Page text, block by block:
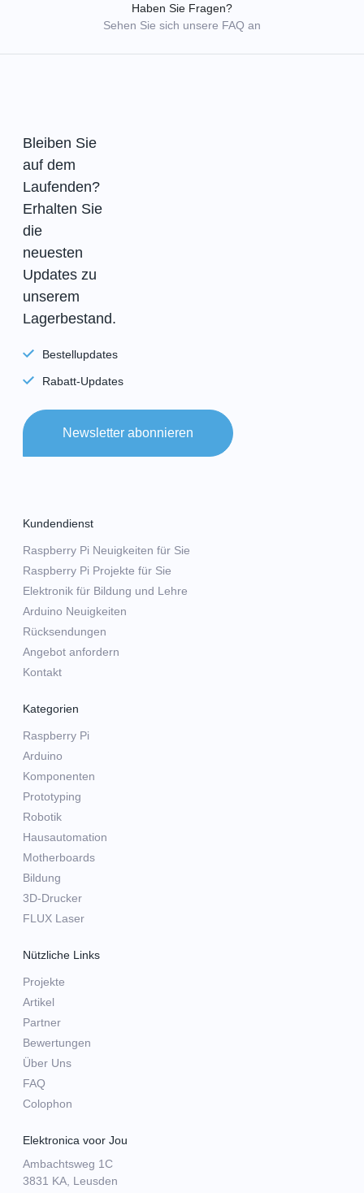
Haben Sie Fragen?
Sehen Sie sich unsere FAQ an
Bleiben Sie
auf dem
Laufenden?
Erhalten Sie
die
neuesten
Updates zu
unserem
Lagerbestand.
Bestellupdates
Rabatt-Updates
Newsletter abonnieren
Kundendienst
Raspberry Pi Neuigkeiten für Sie
Raspberry Pi Projekte für Sie
Elektronik für Bildung und Lehre
Arduino Neuigkeiten
Rücksendungen
Angebot anfordern
Kontakt
Kategorien
Raspberry Pi
Arduino
Komponenten
Prototyping
Robotik
Hausautomation
Motherboards
Bildung
3D-Drucker
FLUX Laser
Nützliche Links
Projekte
Artikel
Partner
Bewertungen
Über Uns
FAQ
Colophon
Elektronica voor Jou
Ambachtsweg 1C
3831 KA, Leusden